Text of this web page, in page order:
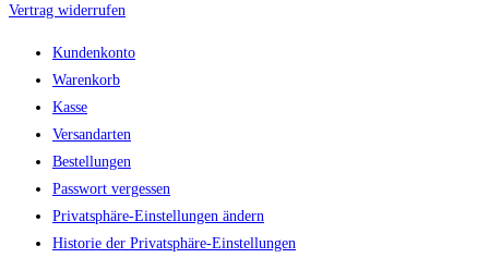
Vertrag widerrufen
Kundenkonto
Warenkorb
Kasse
Versandarten
Bestellungen
Passwort vergessen
Privatsphäre-Einstellungen ändern
Historie der Privatsphäre-Einstellungen